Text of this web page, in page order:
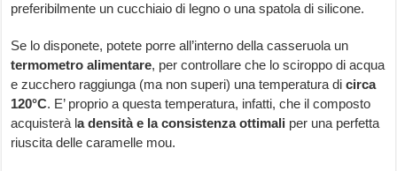
preferibilmente un cucchiaio di legno o una spatola di silicone.
Se lo disponete, potete porre all’interno della casseruola un
termometro alimentare, per controllare che lo sciroppo di acqua
e zucchero raggiunga (ma non superi) una temperatura dicirca
120°C. E’ proprio a questa temperatura, infatti, che il composto
acquisterà la densità e la consistenza ottimali per una perfetta
riuscita delle caramelle mou.